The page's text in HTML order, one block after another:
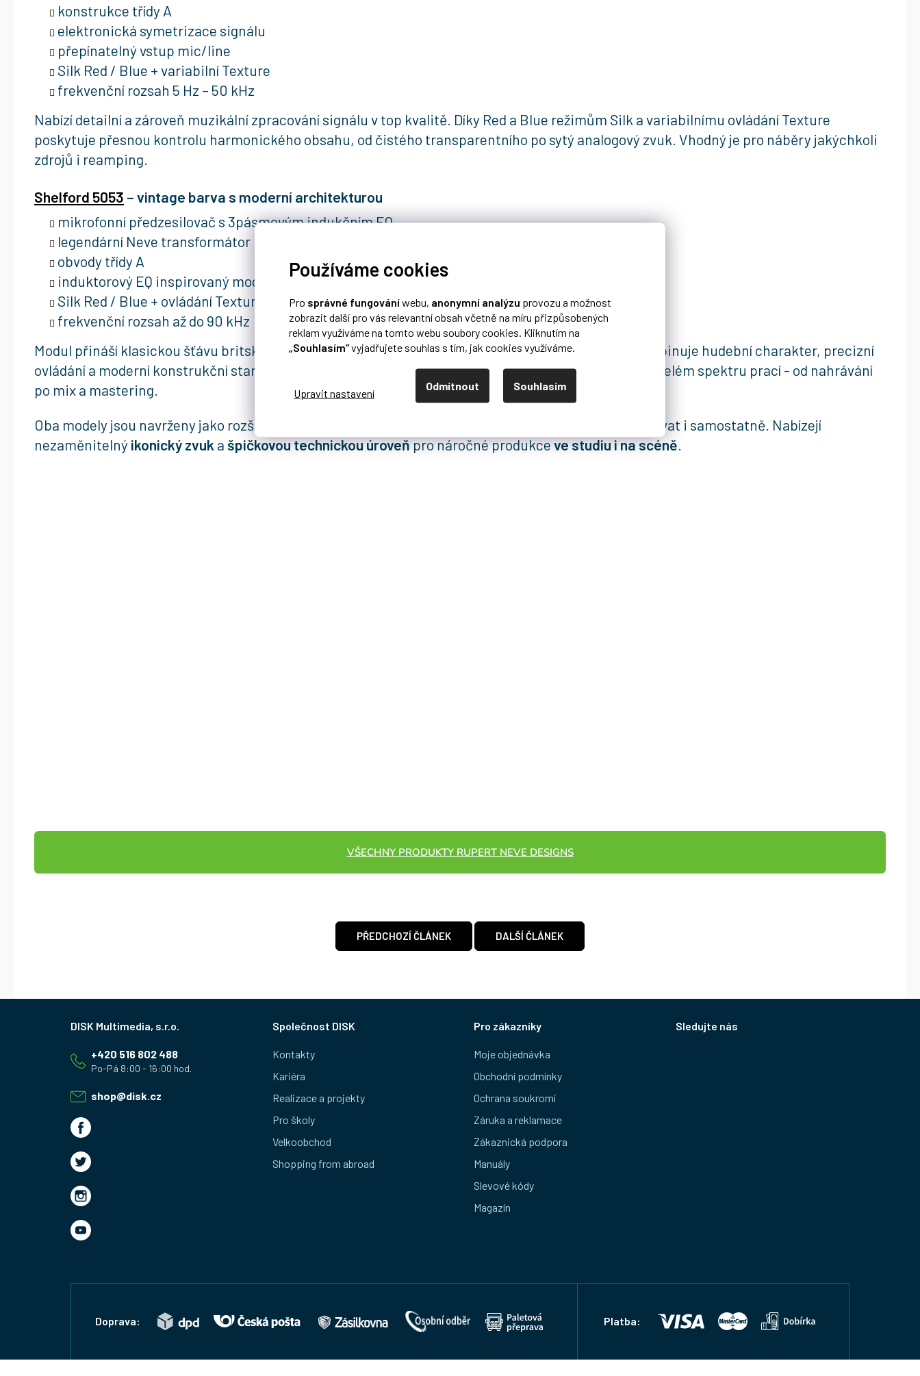
Používáme cookies
Pro správné fungováníwebu, anonymní analýzu provozu a možnost
zobrazit další pro vás relevantní obsah včetně na míru přizpůsobených
reklam využíváme na tomto webu soubory cookies. Kliknutím na
„Souhlasím“vyjadřujete souhlas s tím, jak cookies využíváme.
Odmítnout Souhlasím
konstrukce třídy A
elektronická symetrizace signálu
přepínatelný vstup mic/line
Silk Red / Blue + variabilní Texture
frekvenční rozsah 5 Hz – 50 kHz
Nabízí detailní a zároveň muzikální zpracování signálu v top kvalitě. Díky Red a Blue režimům Silk a variabilnímu ovládání Texture
poskytuje přesnou kontrolu harmonického obsahu, od čistého transparentního po sytý analogový zvuk. Vhodný je pro náběry jakýchkoli
zdrojů i reamping.
Shelford 5053 – vintage barva s moderní architekturou
mikrofonní předzesilovač s 3pásmovým indukčním EQ
legendární Neve transformátor
obvody třídy A
induktorový EQ inspirovaný modely 1064 a 1073
Silk Red / Blue + ovládání Texture
frekvenční rozsah až do 90 kHz
Modul přináší klasickou šťávu britských konzolí díky unikátním cívkám a transformátorům RND. Kombinuje hudební charakter, precizní
ovládání a moderní konstrukční standardy. Je ideální pro kreativní práci s jakýmkoli zdrojem zvuku v celém spektru prací - od nahrávání
po mix a mastering.
Oba modely jsou navrženy jako rozšiřující Penthouse modul pro top konzole RND 5088, lze je ale používat i samostatně. Nabízejí
nezaměnitelný ikonický zvuk a špičkovou technickou úroveňpro náročné produkceve studiu i na scéně
VŠECHNY PRODUKTY RUPERT NEVE DESIGNS
PŘEDCHOZÍ ČLÁNEK DALŠÍ ČLÁNEK
shop@disk.cz
+420 516 802 488
Společnost DISK
Kontakty
Kariéra
Realizace a projekty
Pro školy
Velkoobchod
Shopping from abroad
Pro zákazníky
Moje objednávka
Obchodní podmínky
Ochrana soukromí
Záruka a reklamace
Zákaznická podpora
Manuály
Slevové kódy
Magazín
Sledujte nás
Doprava: Platba: